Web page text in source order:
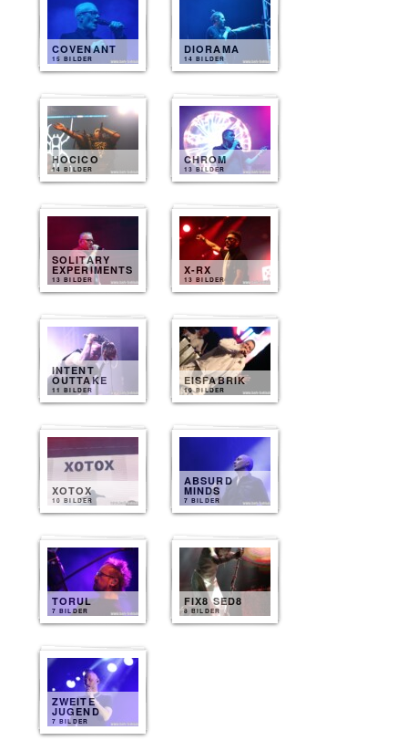
COVENANT
15 BILDER
DIORAMA
14 BILDER
HOCICO
14 BILDER
CHROM
13 BILDER
SOLITARY
EXPERIMENTS
13 BILDER
X-RX
13 BILDER
INTENT
OUTTAKE
11 BILDER
EISFABRIK
10 BILDER
XOTOX
10 BILDER
ABSURD
MINDS
7 BILDER
TORUL
7 BILDER
FIX8 SED8
8 BILDER
ZWEITE
JUGEND
7 BILDER